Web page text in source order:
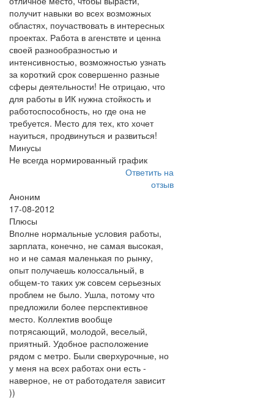
получит навыки во всех возможных
областях, поучаствовать в интересных
проектах. Работа в агенствте и ценна
своей разнообразностью и
интенсивностью, возможностью узнать
за короткий срок совершенно разные
сферы деятельности! Не отрицаю, что
для работы в ИК нужна стойкость и
работоспособность, но где она не
требуется. Место для тех, кто хочет
науиться, продвинуться и развиться!
Минусы
Не всегда нормированный график
Ответить на
отзыв
Аноним
17-08-2012
Плюсы
Вполне нормальные условия работы,
зарплата, конечно, не самая высокая,
но и не самая маленькая по рынку,
опыт получаешь колоссальный, в
общем-то таких уж совсем серьезных
проблем не было. Ушла, потому что
предложили более перспективное
место. Коллектив вообще
потрясающий, молодой, веселый,
приятный. Удобное расположение
рядом с метро. Были сверхурочные, но
у меня на всех работах они есть -
наверное, не от работодателя зависит
))